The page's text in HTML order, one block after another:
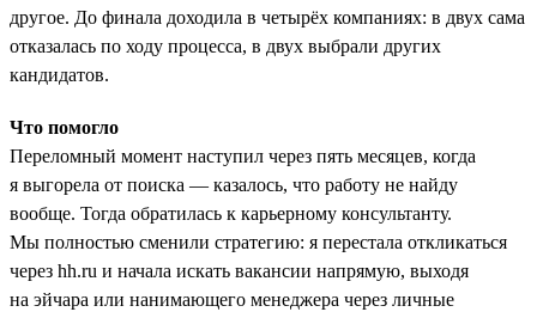
другое. До финала доходила в четырёх компаниях: в двух сама
отказалась по ходу процесса, в двух выбрали других
кандидатов.
Что помогло
Переломный момент наступил через пять месяцев, когда
я выгорела от поиска — казалось, что работу не найду
вообще. Тогда обратилась к карьерному консультанту.
Мы полностью сменили стратегию: я перестала откликаться
через hh.ru и начала искать вакансии напрямую, выходя
на эйчара или нанимающего менеджера через личные